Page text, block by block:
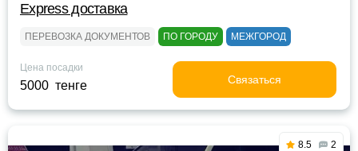
Express доставка
ПЕРЕВОЗКА ДОКУМЕНТОВ ПО ГОРОДУ МЕЖГОРОД
Цена посадки
5000 тенге Связаться
8.5 2